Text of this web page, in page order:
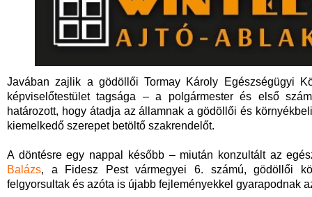
Javában zajlik a gödöllői Tormay Károly Egészségügyi
képviselőtestület tagsága – a polgármester és első
határozott, hogy átadja az államnak a gödöllői és
kiemelkedő szerepet betöltő szakrendelőt.
A döntésre egy nappal később – miután konzultált az
Balázs, a Fidesz Pest vármegyei 6. számú, gödöllői
felgyorsultak és azóta is újabb fejleményekkel gyarapodnak